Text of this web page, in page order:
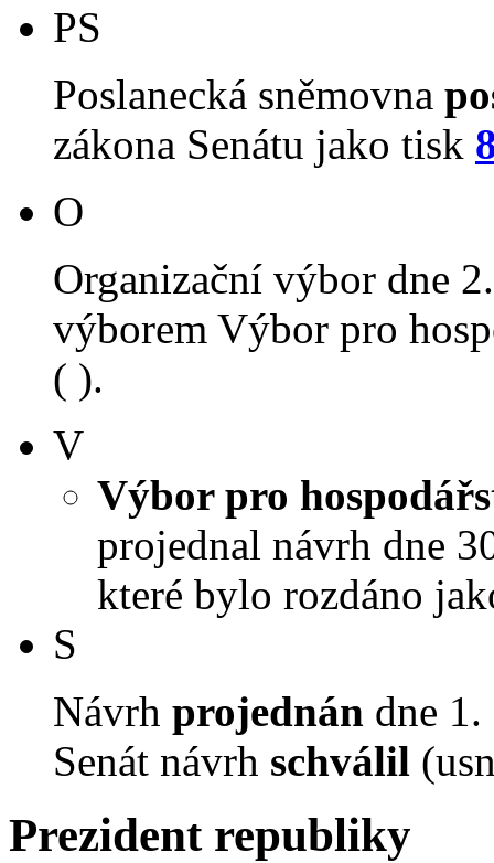
PS
Poslanecká sněmovna
zákona Senátu jako tisk
O
Organizační výbor dne
výborem Výbor pro
( ).
V
Výbor pro
projednal návrh dne
které bylo rozdáno
S
Návrh projednán dne
Senát návrh schválil
Prezident republiky